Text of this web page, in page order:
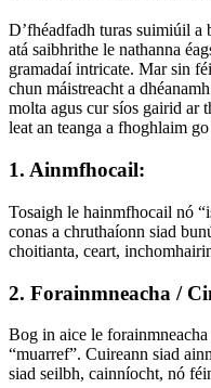
D’fhéadfadh turas suimiúil a
atá saibhrithe le nathanna
gramadaí intricate. Mar sin
chun máistreacht a
molta agus cur síos gairid ar
leat an teanga a fhoghlaim
1. Ainmfhocail:
Tosaigh le hainmfhocail nó
conas a chruthaíonn siad
choitianta, ceart,
2. Forainmneacha /
Bog in aice le forainmneacha
“muarref”. Cuireann siad
siad seilbh, cainníocht, nó